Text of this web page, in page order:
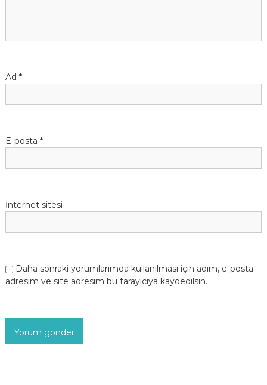
Ad *
E-posta *
İnternet sitesi
Daha sonraki yorumlarımda kullanılması için adım, e-posta
adresim ve site adresim bu tarayıcıya kaydedilsin.